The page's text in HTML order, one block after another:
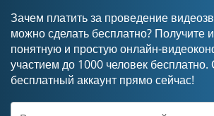
Зачем платить за проведение
можно сделать бесплатно? Получите
понятную и простую онлайн-
участием до 1000 человек бесплатно.
бесплатный аккаунт прямо сейчас!